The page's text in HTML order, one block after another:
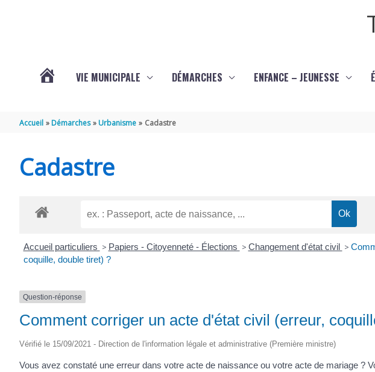
THÉNAC
VIE MUNICIPALE DÉMARCHES ENFANCE – JEUNESSE
Accueil Démarches Urbanisme Cadastre
Cadastre
Accueil particuliers > Papiers - Citoyenneté - Élections > Changement d'état civil >
coquille, double tiret) ?
Question-réponse
Comment corriger un acte d'état civil (erreur,
Vérifié le 15/09/2021 - Direction de l'information légale et administrative (Première ministre)
Vous avez constaté une erreur dans votre acte de naissance ou votre acte de mariage ?